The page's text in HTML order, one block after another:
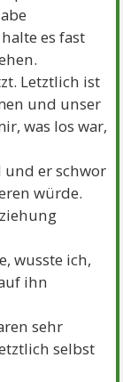
es fast
Letztlich ist
und unser
was los war,
er schwor
würde.
wusste ich,
ihn
sehr
selbst